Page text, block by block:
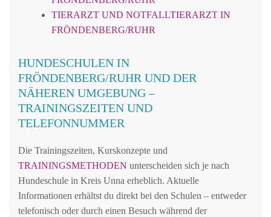
TIERARZT UND NOTFALLTIERARZT IN
FRÖNDENBERG/RUHR
HUNDESCHULEN IN
FRÖNDENBERG/RUHR UND DER
NÄHEREN UMGEBUNG –
TRAININGSZEITEN UND
TELEFONNUMMER
Die Trainingszeiten, Kurskonzepte und
TRAININGSMETHODEN unterscheiden sich je nach
Hundeschule in Kreis Unna erheblich. Aktuelle
Informationen erhältst du direkt bei den Schulen – entweder
telefonisch oder durch einen Besuch während der